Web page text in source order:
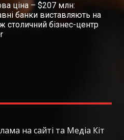
ціна – $207 млн:
банки виставляють на
столичний бізнес-центр
на сайті та Медіа Кіт